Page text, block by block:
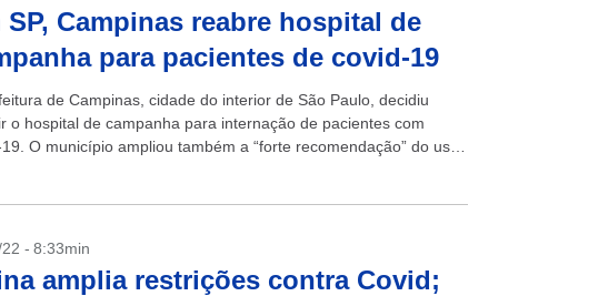
SP, Campinas reabre hospital de
para pacientes de covid-19
de Campinas, cidade do interior de São Paulo, decidiu
o hospital de campanha para internação de pacientes com
O município ampliou também a “forte recomendação” do uso
22 - 8:33min
amplia restrições contra Covid;